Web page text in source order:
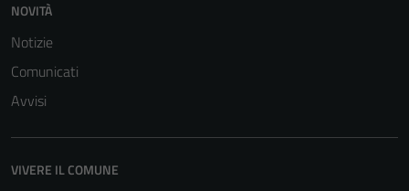
NOVITÀ
Notizie
Comunicati
Avvisi
VIVERE IL COMUNE